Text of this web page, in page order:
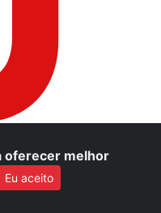
oferecer melhor
Eu aceito